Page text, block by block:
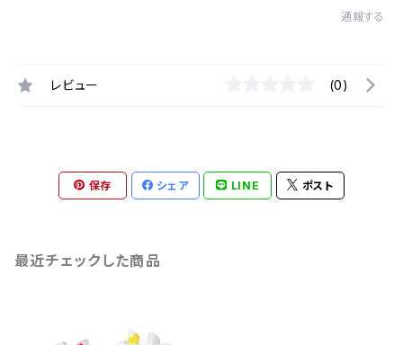
通報する
レビュー (0)
保存 シェア LINE ポスト
最近チェックした商品